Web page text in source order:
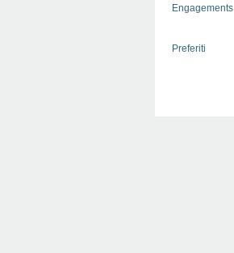
Engagements
Preferiti